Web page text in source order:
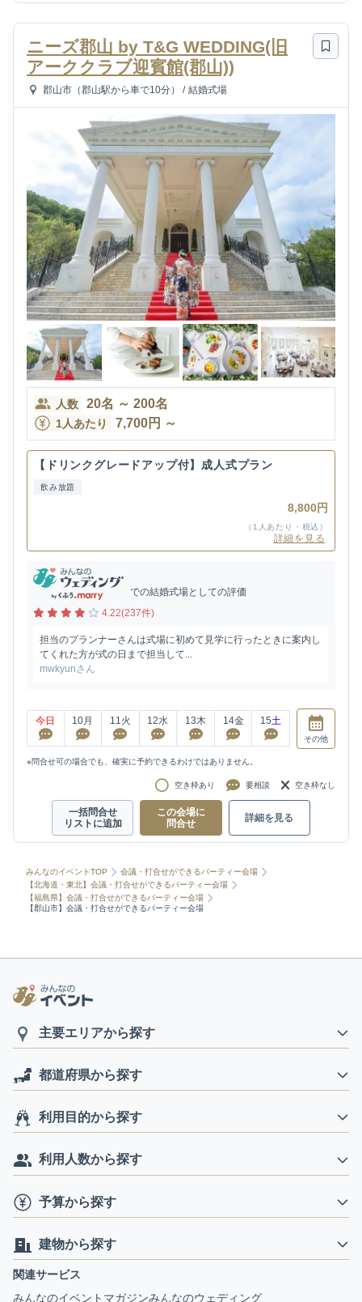
ニーズ郡山 by T&G WEDDING(旧
アーククラブ迎賓館(郡山))
郡山市（郡山駅から車で10分） / 結婚式場
人数 20名 ～ 200名
1人あたり 7,700円 ～
【ドリンクグレードアップ付】成人式プラン
飲み放題
8,800円
（1人あたり・税込）
詳細を見る
での結婚式場としての評価
4.22(237件)
担当のプランナーさんは式場に初めて見学に行ったときに案内し
てくれた方が式の日まで担当して...
mwkyunさん
今日 10月 11火 12水 13木 14金 15土
その他
※問合せ可の場合でも、確実に予約できるわけではありません。
空き枠あり 要相談 空き枠なし
一括問合せ
リストに追加
この会場に
問合せ
詳細を見る
みんなのイベントTOP
会議・打合せができるパーティー会場
【北海道・東北】会議・打合せができるパーティー会場
【福島県】会議・打合せができるパーティー会場
【郡山市】会議・打合せができるパーティー会場
主要エリアから探す
都道府県から探す
利用目的から探す
利用人数から探す
予算から探す
建物から探す
関連サービス
みんなのイベントマガジンみんなのウェディング